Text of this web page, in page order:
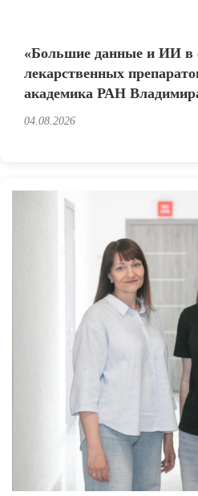
«Большие данные и ИИ в
лекарственных
академика РАН
04.08.2026